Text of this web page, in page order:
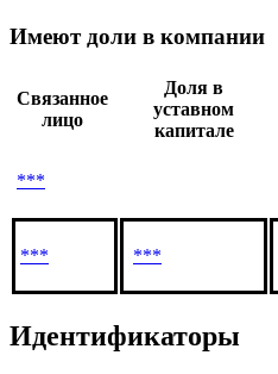
Имеют доли в компании
Связанное
лицо
Доля в
уставном
капитале
***
*** ***
Идентификаторы